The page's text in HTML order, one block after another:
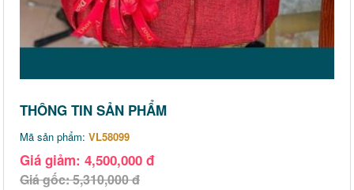
THÔNG TIN SẢN PHẨM
Mã sản phẩm: VL58099
Giá giảm: 4,500,000 đ
Giá gốc: 5,310,000 đ